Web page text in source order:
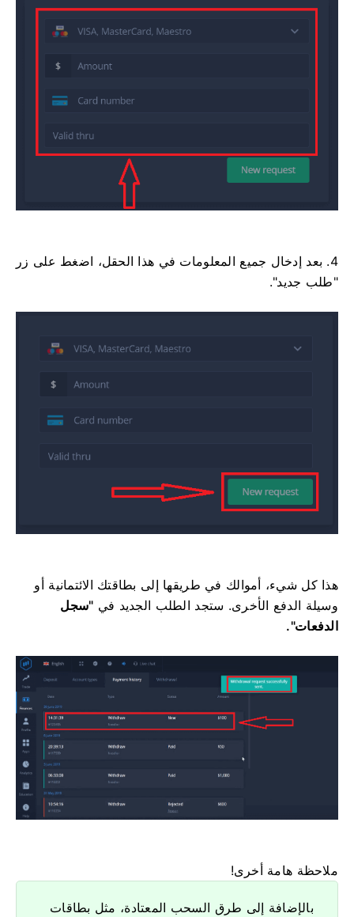
4. بعد إدخال جميع المعلومات في هذا الحقل، اضغط على زر
"طلب جديد".
هذا كل شيء، أموالك في طريقها إلى بطاقتك الائتمانية أو
وسيلة الدفع الأخرى. ستجد الطلب الجديد في "سجل
الدفعات".
ملاحظة هامة أخرى!
بالإضافة إلى طرق السحب المعتادة، مثل بطاقات